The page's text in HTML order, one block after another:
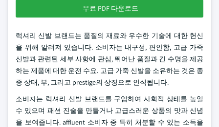
무료 PDF 다운로드
럭셔리 신발 브랜드는 품질의 재료와 우수한 기술에 대한 헌신
을 위해 알려져 있습니다. 소비자는 내구성, 편안함, 고급 가죽
신발과 관련된 세부 사항에 관심, 뛰어난 품질과 긴 수명을 제공
하는 제품에 대한 운전 수요. 고급 가죽 신발을 소유하는 것은 종
종 상태, 부, 그리고 prestige의 상징으로 인식됩니다.
소비자는 럭셔리 신발 브랜드를 구입하여 사회적 상태를 높일
수 있으며 패션 진술을 만들거나 고급스러운 상품의 맛과 신념
을 보여줍니다. affluent 소비자 중 특히 처분할 수 있는 소득을